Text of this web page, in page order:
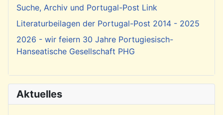
Suche, Archiv und Portugal-Post Link
Literaturbeilagen der Portugal-Post 2014 - 2025
2026 - wir feiern 30 Jahre Portugiesisch-
Hanseatische Gesellschaft PHG
Aktuelles